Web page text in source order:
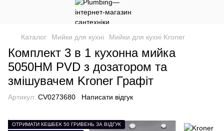
Каталог Мийки для кухні Мийки для кухні Kroner
Комплект 3 в 1 кухонна мийка
5050HM PVD з дозатором та
змішувачем Kroner Графіт
Артикул: CV0273680 Написати відгук
ОТРИМАТИ КЕШБЕК 50 ГРИВЕНЬ ЗА ВІДГУК